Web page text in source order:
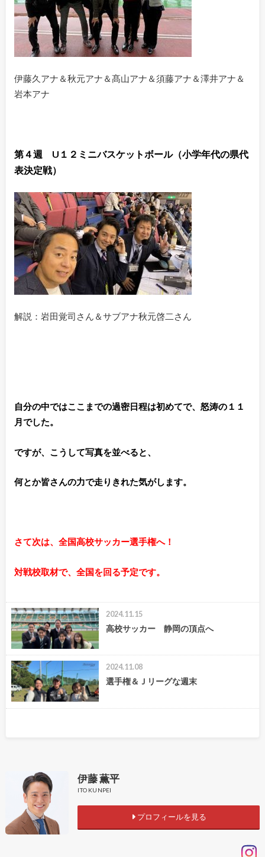
伊藤久アナ＆秋元アナ＆髙山アナ＆須藤アナ＆澤井アナ＆
岩本アナ
第４週 U１２ミニバスケットボール（小学年代の県代
表決定戦）
解説：岩田覚司さん＆サブアナ秋元啓二さん
自分の中ではここまでの過密日程は初めてで、怒涛の１１
月でした。
ですが、こうして写真を並べると、
何とか皆さんの力で走りきれた気がします。
さて次は、全国高校サッカー選手権へ！
対戦校取材で、全国を回る予定です。
2024.11.15
高校サッカー 静岡の頂点へ
2024.11.08
選手権＆Ｊリーグな週末
伊藤 薫平
ITO KUNPEI
プロフィールを見る